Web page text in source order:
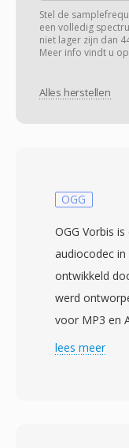
Stel de
een volledig
niet lager zijn dan
Meer info vindt u
Alles herstellen
OGG
OGG Vorbis
audiocodec
ontwikkeld
werd
voor MP3 en
modified
lees meer